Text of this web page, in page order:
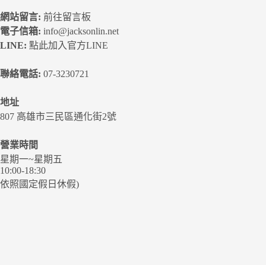
網站留言: 前往留言板
電子信箱: info@jacksonlin.net
LINE: 點此加入官方LINE
聯絡電話: 07-3230721
地址
807 高雄市三民區通化街2號
營業時間
星期一~星期五
10:00-18:30
依照國定假日休假)